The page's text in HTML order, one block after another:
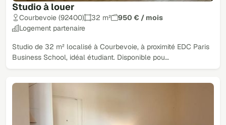
Studio à louer
Courbevoie (92400) 32 m²
950 € / mois
Logement partenaire
Studio de 32 m² localisé à Courbevoie, à proximité EDC Paris
Business School, idéal étudiant. Disponible pou…